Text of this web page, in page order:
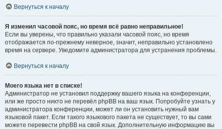
Вернуться к началу
Я изменил часовой пояс, но время всё равно неправильное!
Если вы уверены, что правильно указали часовой пояс, но время
отображается по-прежнему неверное, значит, неправильно установлено
время на сервере. Уведомите администратора для устранения проблемы.
Вернуться к началу
Моего языка нет в списке!
Администратор не установил поддержку вашего языка на конференции,
или же просто никто не перевёл phpBB на ваш язык. Попробуйте узнать у
администратора конференции, может ли он установить нужный вам
языковой пакет. Если такого языкового пакета не существует, то вы сами
можете перевести phpBB на свой язык. Дополнительную информацию вы